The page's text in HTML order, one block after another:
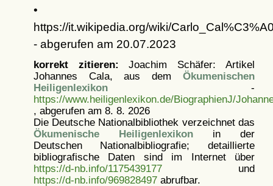
•
https://it.wikipedia.org/wiki/
- abgerufen am 20.07.2023
korrekt zitieren: Joachim Schäfer: Artikel
Johannes Cala, aus dem Ökumenischen
Heiligenlexikon-
https://www.heiligenlexikon.de/BiographienJ/
, abgerufen am 8. 8. 2026
Die Deutsche Nationalbibliothek verzeichnet das
Ökumenische Heiligenlexikonin der
Deutschen Nationalbibliografie; detaillierte
bibliografische Daten sind im Internet über
https://d-nb.info/1175439177und
https://d-nb.info/969828497abrufbar.